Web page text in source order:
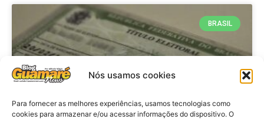
Nós usamos cookies
Para fornecer as melhores experiências, usamos tecnologias como
cookies para armazenar e/ou acessar informações do dispositivo. O
BRASIL